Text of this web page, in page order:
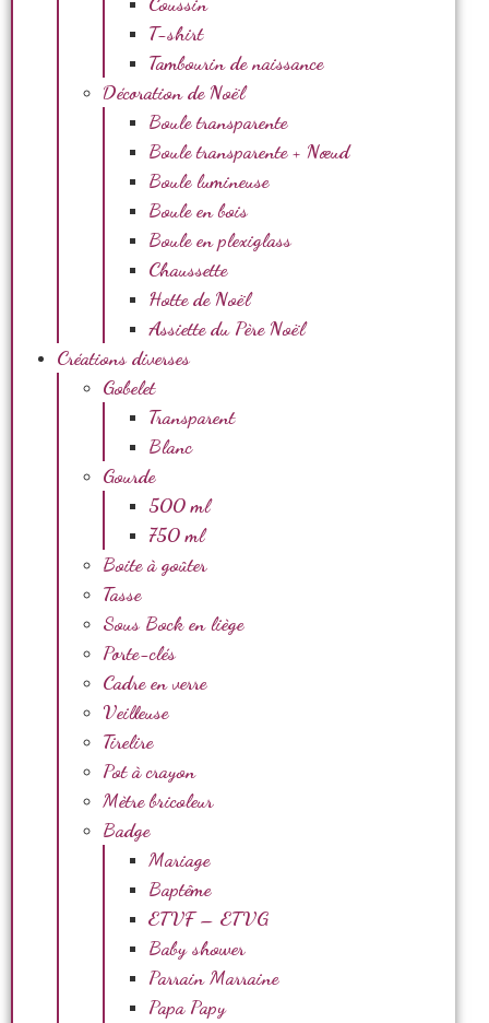
T-shirt
Tambourin de naissance
Décoration de Noël
Boule transparente
Boule transparente + Nœud
Boule lumineuse
Boule en bois
Boule en plexiglass
Chaussette
Hotte de Noël
Assiette du Père Noël
Créations diverses
Gobelet
Transparent
Blanc
Gourde
500 ml
750 ml
Boite à goûter
Tasse
Sous Bock en liège
Porte-clés
Cadre en verre
Veilleuse
Tirelire
Pot à crayon
Mètre bricoleur
Badge
Mariage
Baptême
ETVF – ETVG
Baby shower
Parrain Marraine
Papa Papy